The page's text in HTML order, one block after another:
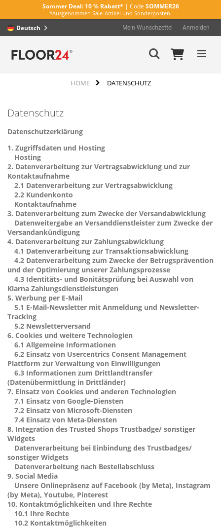
Sommer Deal: 10 % Rabatt* | Code SOMMER26
*Ausgenommen Sale-Artikel und Sonderposten.
Mein
Mein Wunschzettel Anmelden
Suche
HOME DATENSCHUTZ
Datenschutz
Datenschutzerklärung
1. Zugriffsdaten und Hosting
Hosting
2. Datenverarbeitung zur Vertragsabwicklung und zur
Kontaktaufnahme
2.1 Datenverarbeitung zur Vertragsabwicklung
2.2 Kundenkonto
Kontaktaufnahme
3. Datenverarbeitung zum Zwecke der Versandabwicklung
Datenweitergabe an Versanddienstleister zum Zwecke der
Versandankündigung
4. Datenverarbeitung zur Zahlungsabwicklung
4.1 Datenverarbeitung zur Transaktionsabwicklung
4.2 Datenverarbeitung zum Zwecke der Betrugsprävention
und der Optimierung unserer Zahlungsprozesse
4.3 Identitäts- und Bonitätsprüfung bei Auswahl von
Klarna Zahlungsdienstleistungen
5. Werbung per E-Mail
5.1 E-Mail-Newsletter mit Anmeldung und Newsletter-
Tracking
5.2 Newsletterversand
6. Cookies und weitere Technologien
6.1 Allgemeine Informationen
6.2 Einsatz von Usercentrics Consent Management
Plattform zur Verwaltung von Einwilligungen
6.3 Informationen zum Drittlandtransfer
(Datenübermittlung in Drittländer)
7. Einsatz von Cookies und anderen Technologien
7.1 Einsatz von Google-Diensten
7.2 Einsatz von Microsoft-Diensten
7.4 Einsatz von Meta-Diensten
8. Integration des Trusted Shops Trustbadge/ sonstiger
Widgets
Datenverarbeitung bei Einbindung des Trustbadges/
sonstiger Widgets
Datenverarbeitung nach Bestellabschluss
9. Social Media
Unsere Onlinepräsenz auf Facebook (by Meta), Instagram
(by Meta), Youtube, Pinterest
10. Kontaktmöglichkeiten und Ihre Rechte
10.1 Ihre Rechte
10.2 Kontaktmöglichkeiten
Deutsch